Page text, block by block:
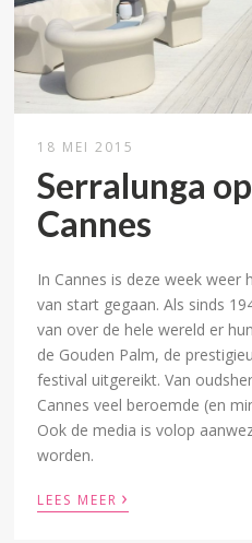
18 MEI 2015
Serralunga
Cannes
In Cannes is deze week weer
van start gegaan. Als sinds
van over de hele wereld er
de Gouden Palm, de
festival uitgereikt. Van
Cannes veel beroemde (en
Ook de media is volop
worden.
LEES MEER ›